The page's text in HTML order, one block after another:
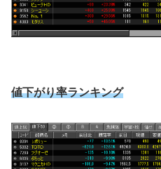
値下がり率ランキング